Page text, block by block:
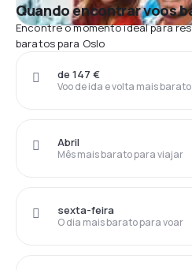
Quando encontrar voos
Encontre o momento ideal para
baratos para Oslo
Voo de ida e volta mais barato
de 147 €
Mês mais barato para viajar
Abril
O dia mais barato para voar
sexta-feira